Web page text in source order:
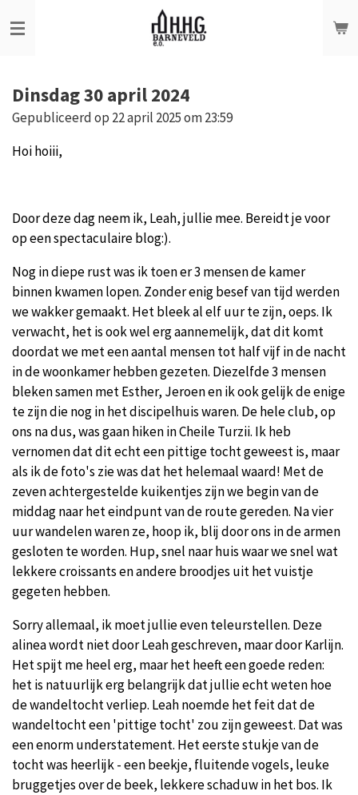
direct
hoofdinhoud
Dinsdag 30 april 2024
Gepubliceerd op 22 april 2025 om 23:59
Hoi hoiii,
Door deze dag neem ik, Leah, jullie mee. Bereidt je voor
op een spectaculaire blog:).
Nog in diepe rust was ik toen er 3 mensen de kamer
binnen kwamen lopen. Zonder enig besef van tijd werden
we wakker gemaakt. Het bleek al elf uur te zijn, oeps. Ik
verwacht, het is ook wel erg aannemelijk, dat dit komt
doordat we met een aantal mensen tot half vijf in de nacht
in de woonkamer hebben gezeten. Diezelfde 3 mensen
bleken samen met Esther, Jeroen en ik ook gelijk de enige
te zijn die nog in het discipelhuis waren. De hele club, op
ons na dus, was gaan hiken in Cheile Turzii. Ik heb
vernomen dat dit echt een pittige tocht geweest is, maar
als ik de foto's zie was dat het helemaal waard! Met de
zeven achtergestelde kuikentjes zijn we begin van de
middag naar het eindpunt van de route gereden. Na vier
uur wandelen waren ze, hoop ik, blij door ons in de armen
gesloten te worden. Hup, snel naar huis waar we snel wat
lekkere croissants en andere broodjes uit het vuistje
gegeten hebben.
Sorry allemaal, ik moet jullie even teleurstellen. Deze
alinea wordt niet door Leah geschreven, maar door Karlijn.
Het spijt me heel erg, maar het heeft een goede reden:
het is natuurlijk erg belangrijk dat jullie echt weten hoe
de wandeltocht verliep. Leah noemde het feit dat de
wandeltocht een 'pittige tocht' zou zijn geweest. Dat was
een enorm understatement. Het eerste stukje van de
tocht was heerlijk - een beekje, fluitende vogels, leuke
bruggetjes over de beek, lekkere schaduw in het bos. Ik